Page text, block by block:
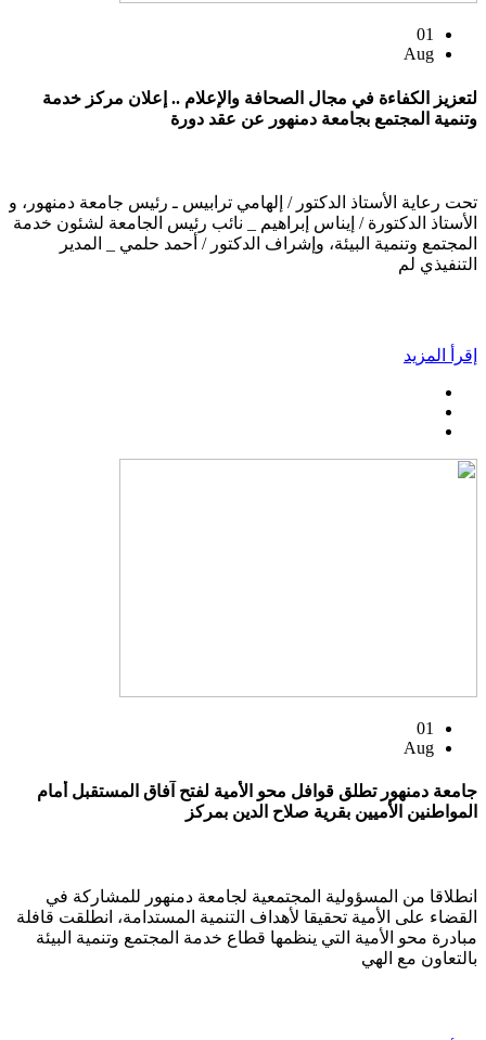
01
Aug
لتعزيز الكفاءة في مجال الصحافة والإعلام .. إعلان مركز خدمة
وتنمية المجتمع بجامعة دمنهور عن عقد دورة
تحت رعاية الأستاذ الدكتور / إلهامي ترابيس ـ رئيس جامعة دمنهور، و
الأستاذ الدكتورة / إيناس إبراهيم _ نائب رئيس الجامعة لشئون خدمة
المجتمع وتنمية البيئة، وإشراف الدكتور / أحمد حلمي _ المدير
التنفيذي لم
إقرأ المزيد
01
Aug
جامعة دمنهور تطلق قوافل محو الأمية لفتح آفاق المستقبل أمام
المواطنين الأميين بقرية صلاح الدين بمركز
انطلاقا من المسؤولية المجتمعية لجامعة دمنهور للمشاركة في
القضاء على الأمية تحقيقا لأهداف التنمية المستدامة، انطلقت قافلة
مبادرة محو الأمية التي ينظمها قطاع خدمة المجتمع وتنمية البيئة
بالتعاون مع الهي